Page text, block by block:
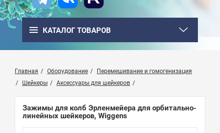
КАТАЛОГ ТОВАРОВ
Главная Оборудование
Перемешивание и гомогенизация
Шейкеры
Аксессуары для шейкеров
Зажимы для колб Эрленмейера для орбитально-
линейных шейкеров, Wiggens